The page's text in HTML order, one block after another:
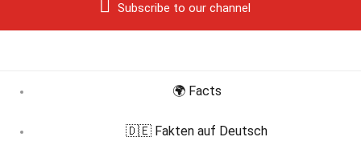
Subscribe to our channel
🌍 Facts
🇩🇪 Fakten auf Deutsch